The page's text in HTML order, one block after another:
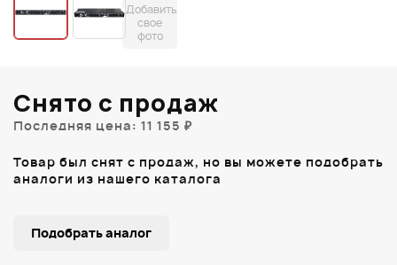
Добавить
свое
фото
Снято с продаж
Последняя цена: 11 155 ₽
Товар был снят с продаж, но вы можете подобрать
аналоги из нашего каталога
Подобрать аналог